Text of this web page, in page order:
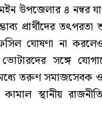
উপজেলার ৪ নম্বর
প্রার্থীদের
ঘোষণা না করলেও
ভোটারদের সঙ্গে
তরুণ সমাজসেবক ও
স্থানীয়